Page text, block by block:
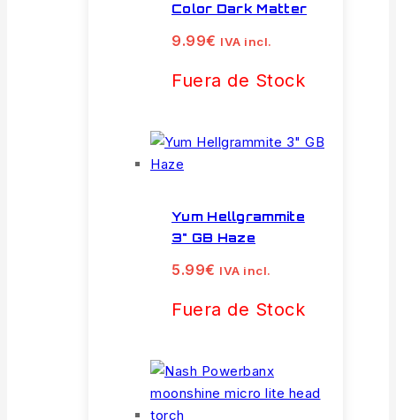
Color Dark Matter
9.99€ IVA incl.
Fuera de Stock
Yum Hellgrammite
3" GB Haze
5.99€ IVA incl.
Fuera de Stock